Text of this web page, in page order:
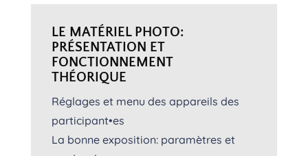
LE MATÉRIEL PHOTO:
PRÉSENTATION ET
FONCTIONNEMENT
THÉORIQUE
Réglages et menu des appareils des
participant•es
La bonne exposition: paramètres et